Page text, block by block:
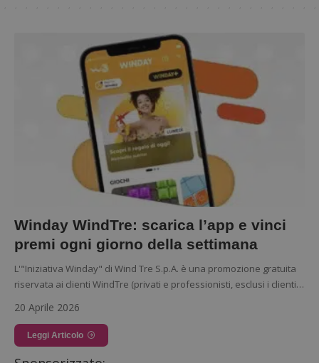
Winday WindTre: scarica l’app e vinci
premi ogni giorno della settimana
L'"Iniziativa Winday" di Wind Tre S.p.A. è una promozione gratuita
riservata ai clienti WindTre (privati e professionisti, esclusi i clienti…
20 Aprile 2026
Leggi Articolo